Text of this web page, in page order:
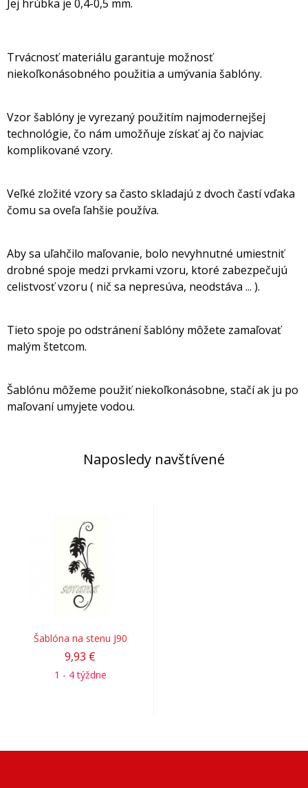
Jej hrúbka je 0,4-0,5 mm.
Trvácnosť materiálu garantuje možnosť
niekoľkonásobného použitia a umývania šablóny.
Vzor šablóny je vyrezaný použitím najmodernejšej
technológie, čo nám umožňuje získať aj čo najviac
komplikované vzory.
Veľké zložité vzory sa často skladajú z dvoch častí vďaka
čomu sa oveľa ľahšie používa.
Aby sa uľahčilo maľovanie, bolo nevyhnutné umiestniť
drobné spoje medzi prvkami vzoru, ktoré zabezpečujú
celistvosť vzoru ( nič sa nepresúva, neodstáva ... ).
Tieto spoje po odstránení šablóny môžete zamaľovať
malým štetcom.
Šablónu môžeme použiť niekoľkonásobne, stačí ak ju po
maľovaní umyjete vodou.
Naposledy navštívené
Šablóna na stenu J90
9,93 €
1 - 4 týždne